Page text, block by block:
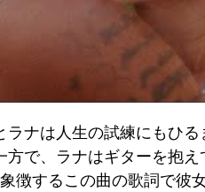
ナは人生の試練にもひ
で、ラナはギターを抱
徴するこの曲の歌詞で彼